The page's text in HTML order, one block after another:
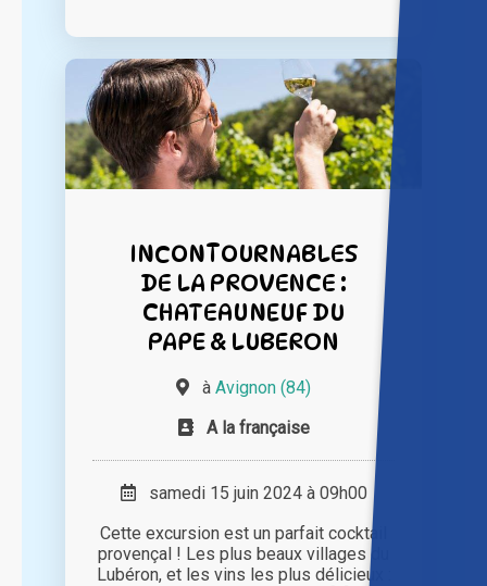
INCONTOURNABLES
DE LA PROVENCE :
CHATEAUNEUF DU
PAPE & LUBERON
à Avignon (84)
A la française
samedi 15 juin 2024 à 09h00
Cette excursion est un parfait cocktail
provençal ! Les plus beaux villages du
Lubéron, et les vins les plus délicieux :